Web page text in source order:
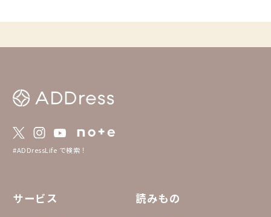
予約可能期間が伸び
#ADDressLife で検索！
サービス 読みもの